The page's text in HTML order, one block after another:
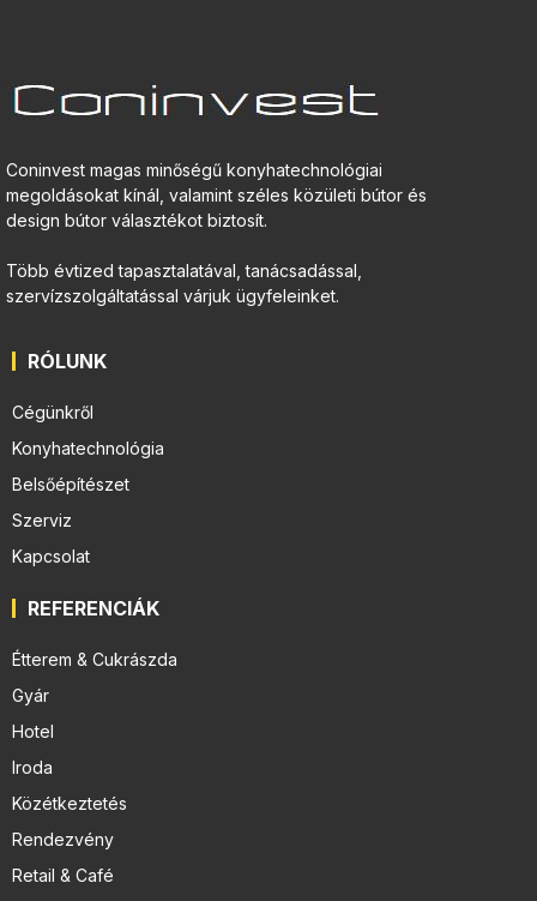
Coninvest magas minőségű konyhatechnológiai
megoldásokat kínál, valamint széles közületi bútor és
design bútor választékot biztosít.
Több évtized tapasztalatával, tanácsadással,
szervízszolgáltatással várjuk ügyfeleinket.
RÓLUNK
Cégünkről
Konyhatechnológia
Belsőépítészet
Szerviz
Kapcsolat
REFERENCIÁK
Étterem & Cukrászda
Gyár
Hotel
Iroda
Közétkeztetés
Rendezvény
Retail & Café